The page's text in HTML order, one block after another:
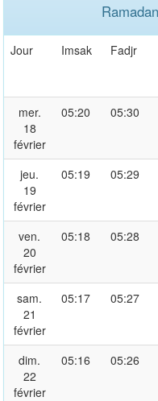
Jour Imsak Fadjr
mer.
18
février
05:20 05:30
jeu.
19
février
05:19 05:29
ven.
20
février
05:18 05:28
sam.
21
février
05:17 05:27
dim.
22
février
05:16 05:26